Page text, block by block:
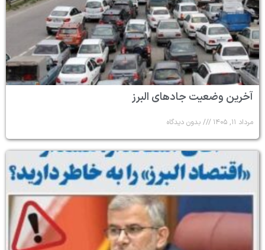
آخرین وضعیت جادهای البرز
مرداد ۱۱, ۱۴۰۵ بدون دیدگاه